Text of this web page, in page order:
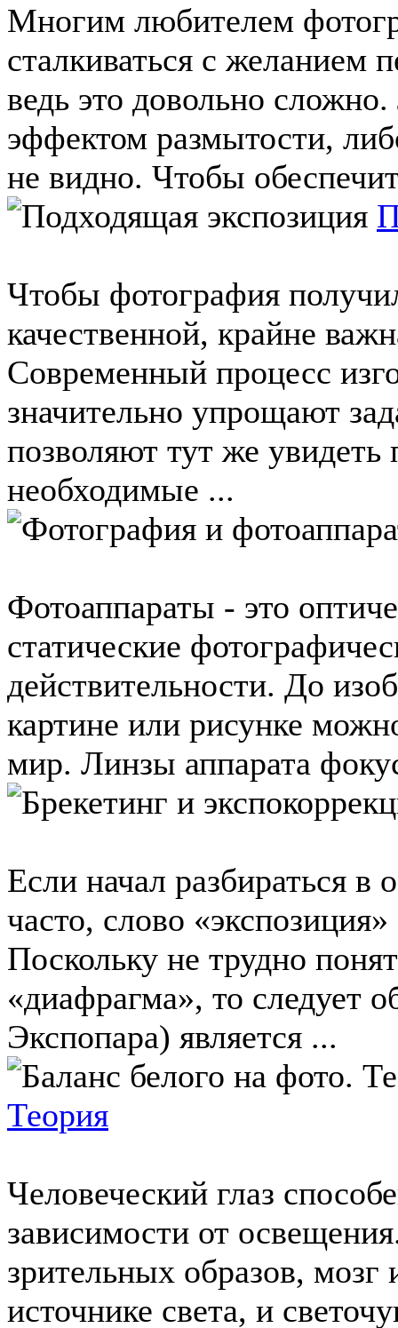
Многим любителем
сталкиваться с желанием
ведь это довольно
эффектом размытости,
не видно. Чтобы
Чтобы фотография
качественной, крайне
Современный процесс
значительно упрощают
позволяют тут же
необходимые ...
Фотоаппараты - это
статические
действительности. До
картине или рисунке
мир. Линзы аппарата
Если начал разбираться в
часто, слово
Поскольку не трудно
«диафрагма», то следует
Экспопара) является ...
Теория
Человеческий глаз
зависимости от
зрительных образов,
источнике света, и